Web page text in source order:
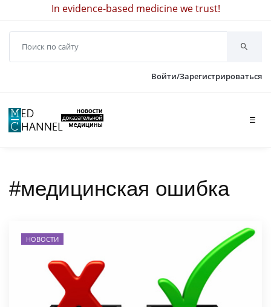
In evidence-based medicine we trust!
Войти/Зарегистрироваться
☰
#медицинская ошибка
НОВОСТИ